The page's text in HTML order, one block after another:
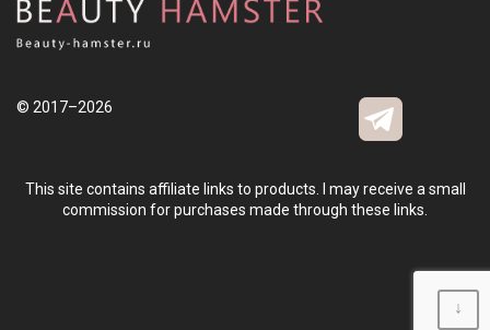
© 2017–2026
This site contains affiliate links to products. I may receive a small
commission for purchases made through these links.
↓